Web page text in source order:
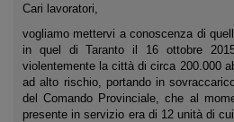
Cari lavoratori,
vogliamo mettervi a conoscenza di
in quel di Taranto il 16 ottobre
violentemente la città di circa 200.000
ad alto rischio, portando in
del Comando Provinciale, che al
presente in servizio era di 12 unità di